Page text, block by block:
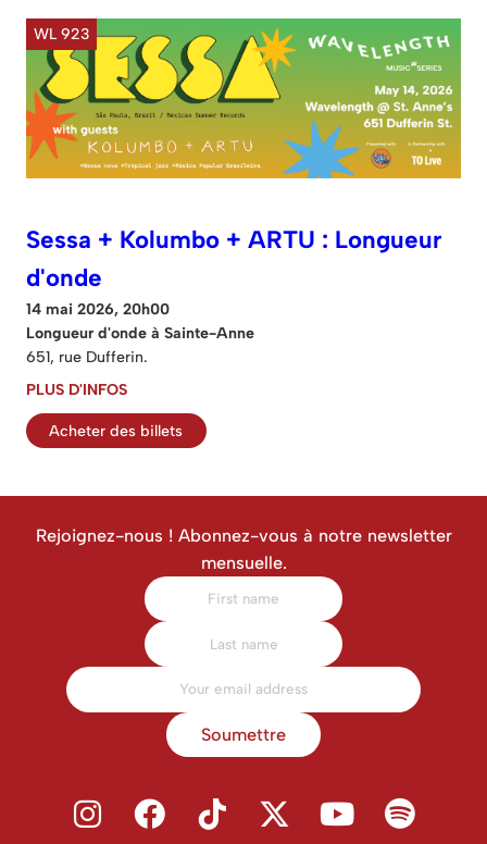
WL 923
Sessa + Kolumbo + ARTU : Longueur
d'onde
14 mai 2026, 20h00
Longueur d'onde à Sainte-Anne
651, rue Dufferin.
PLUS D'INFOS
Acheter des billets
Rejoignez-nous ! Abonnez-vous à notre newsletter
mensuelle.
Soumettre